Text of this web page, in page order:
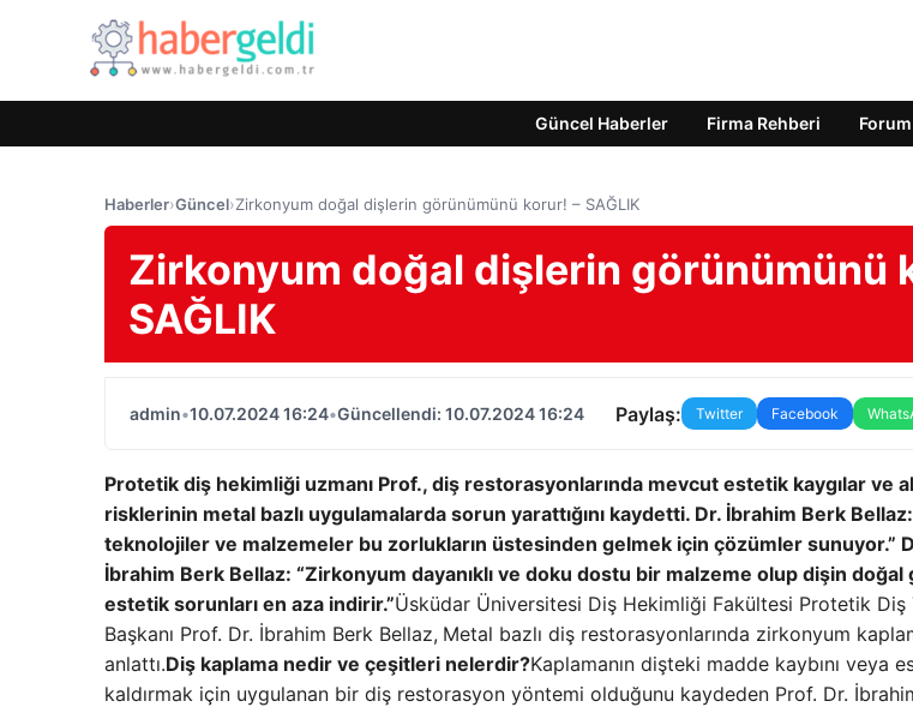
Güncel Haberler Firma Rehberi Forum
Haberler›Güncel›Zirkonyum doğal dişlerin görünümünü korur! – SAĞLIK
Zirkonyum doğal dişlerin görünümünü
SAĞLIK
admin•10.07.2024 16:24•Güncellendi: 10.07.2024 16:24 Paylaş: Twitter Facebook
Protetik diş hekimliği uzmanı Prof., diş restorasyonlarında mevcut estetik kaygılar ve
risklerinin metal bazlı uygulamalarda sorun yarattığını kaydetti. Dr. İbrahim Berk
teknolojiler ve malzemeler bu zorlukların üstesinden gelmek için çözümler sunuyor.”
İbrahim Berk Bellaz: “Zirkonyum dayanıklı ve doku dostu bir malzeme olup dişin
estetik sorunları en aza indirir.”Üsküdar Üniversitesi Diş Hekimliği Fakültesi Protetik Diş
Başkanı Prof. Dr. İbrahim Berk Bellaz, Metal bazlı diş restorasyonlarında zirkonyum
anlattı.Diş kaplama nedir ve çeşitleri nelerdir?Kaplamanın dişteki madde kaybını veya
kaldırmak için uygulanan bir diş restorasyon yöntemi olduğunu kaydeden Prof. Dr.